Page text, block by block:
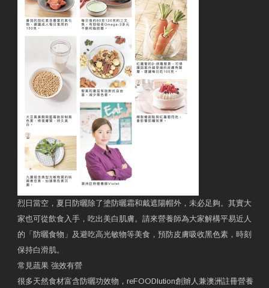
烈日當空，夏日防曬除了塗防曬霜和戴遮陽帽外，未必足夠。其實大
家也可從飲食入手，吃出美白肌膚。請來營養師為大家解構平易近人
的「防曬食物」及避吃高光敏物等美食，預防皮膚吸收黑色素，時刻
保持白滑肌。
常見蔬果 強效有營
很多天然食材富含防曬功效物，reFOODlution創辧人兼澳洲註冊營養